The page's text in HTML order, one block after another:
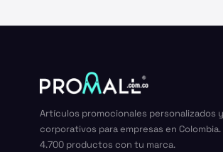
Artículos promocionales personalizados
corporativos para empresas en Colombia.
4.700 productos con tu marca.